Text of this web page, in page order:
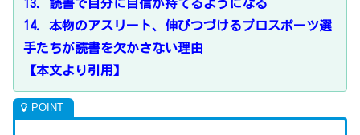
13．読書で自分に自信が持てるようになる
14．本物のアスリート、伸びつづけるプロスポーツ選
手たちが読書を欠かさない理由
【本文より引用】